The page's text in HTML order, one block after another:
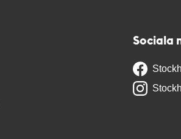
Sociala